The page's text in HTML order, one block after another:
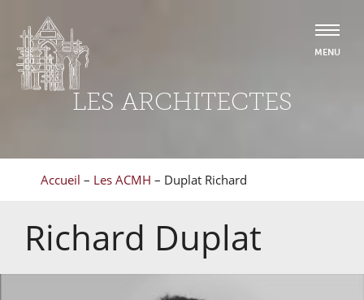
LES ARCHITECTES
Accueil – Les ACMH – Duplat Richard
Richard Duplat